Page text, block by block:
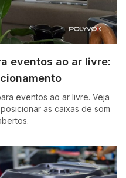
eventos ao ar livre:
eventos ao ar livre. Veja
as caixas de som